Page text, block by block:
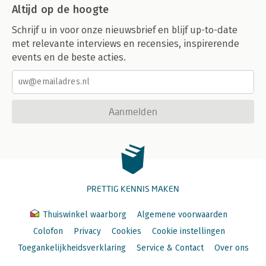
12.7 Kennis 124
12.9 Samenwerken 125
12.10 Tot slot 126
Bronnenlijst 127
Trefwoordenregister 129
Altijd op de hoogte
Schrijf u in voor onze nieuwsbrief en blijf up-to-date
met relevante interviews en recensies, inspirerende
events en de beste acties.
Aanmelden
PRETTIG KENNIS MAKEN
Thuiswinkel waarborg
Algemene voorwaarden
Colofon
Privacy Cookies
Cookie instellingen
Toegankelijkheidsverklaring
Service & Contact Over ons